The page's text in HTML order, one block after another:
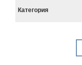
Категория